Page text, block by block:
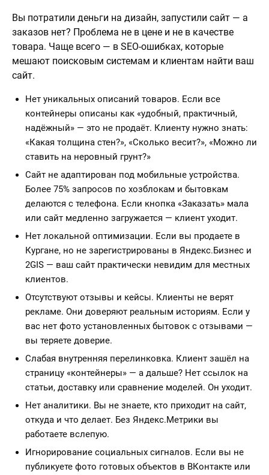
Вы потратили деньги на дизайн, запустили сайт — а
заказов нет? Проблема не в цене и не в качестве
товара. Чаще всего — в SEO-ошибках, которые
мешают поисковым системам и клиентам найти ваш
сайт.
Нет уникальных описаний товаров. Если все
контейнеры описаны как «удобный, практичный,
надёжный» — это не продаёт. Клиенту нужно знать:
«Какая толщина стен?», «Сколько весит?», «Можно ли
ставить на неровный грунт?»
Сайт не адаптирован под мобильные устройства.
Более 75% запросов по хозблокам и бытовкам
делаются с телефона. Если кнопка «Заказать» мала
или сайт медленно загружается — клиент уходит.
Нет локальной оптимизации. Если вы продаете в
Кургане, но не зарегистрированы в Яндекс.Бизнес и
2GIS — ваш сайт практически невидим для местных
клиентов.
Отсутствуют отзывы и кейсы. Клиенты не верят
рекламе. Они доверяют реальным историям. Если у
вас нет фото установленных бытовок с отзывами —
вы теряете доверие.
Слабая внутренняя перелинковка. Клиент зашёл на
страницу «контейнеры» — а дальше? Нет ссылок на
статьи, доставку или сравнение моделей. Он уходит.
Нет аналитики. Вы не знаете, кто приходит на сайт,
откуда и что делает. Без Яндекс.Метрики вы
работаете вслепую.
Игнорирование социальных сигналов. Если вы не
публикуете фото готовых объектов в ВКонтакте или